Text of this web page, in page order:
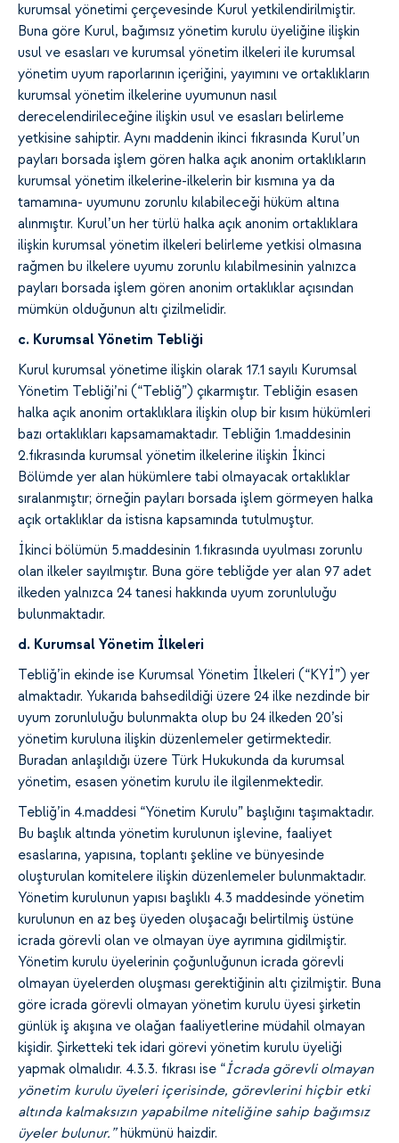
kurumsal yönetimi çerçevesinde Kurul yetkilendirilmiştir.
Buna göre Kurul, bağımsız yönetim kurulu üyeliğine ilişkin
usul ve esasları ve kurumsal yönetim ilkeleri ile kurumsal
yönetim uyum raporlarının içeriğini, yayımını ve ortaklıkların
kurumsal yönetim ilkelerine uyumunun nasıl
derecelendirileceğine ilişkin usul ve esasları belirleme
yetkisine sahiptir. Aynı maddenin ikinci fıkrasında Kurul’un
payları borsada işlem gören halka açık anonim ortaklıkların
kurumsal yönetim ilkelerine-ilkelerin bir kısmına ya da
tamamına- uyumunu zorunlu kılabileceği hüküm altına
alınmıştır. Kurul’un her türlü halka açık anonim ortaklıklara
ilişkin kurumsal yönetim ilkeleri belirleme yetkisi olmasına
rağmen bu ilkelere uyumu zorunlu kılabilmesinin yalnızca
payları borsada işlem gören anonim ortaklıklar açısından
mümkün olduğunun altı çizilmelidir.
c. Kurumsal Yönetim Tebliği
Kurul kurumsal yönetime ilişkin olarak 17.1 sayılı Kurumsal
Yönetim Tebliği’ni (“Tebliğ”) çıkarmıştır. Tebliğin esasen
halka açık anonim ortaklıklara ilişkin olup bir kısım hükümleri
bazı ortaklıkları kapsamamaktadır. Tebliğin 1.maddesinin
2.fıkrasında kurumsal yönetim ilkelerine ilişkin İkinci
Bölümde yer alan hükümlere tabi olmayacak ortaklıklar
sıralanmıştır; örneğin payları borsada işlem görmeyen halka
açık ortaklıklar da istisna kapsamında tutulmuştur.
İkinci bölümün 5.maddesinin 1.fıkrasında uyulması zorunlu
olan ilkeler sayılmıştır. Buna göre tebliğde yer alan 97 adet
ilkeden yalnızca 24 tanesi hakkında uyum zorunluluğu
bulunmaktadır.
d. Kurumsal Yönetim İlkeleri
Tebliğ’in ekinde ise Kurumsal Yönetim İlkeleri (“KYİ”) yer
almaktadır. Yukarıda bahsedildiği üzere 24 ilke nezdinde bir
uyum zorunluluğu bulunmakta olup bu 24 ilkeden 20’si
yönetim kuruluna ilişkin düzenlemeler getirmektedir.
Buradan anlaşıldığı üzere Türk Hukukunda da kurumsal
yönetim, esasen yönetim kurulu ile ilgilenmektedir.
Tebliğ’in 4.maddesi “Yönetim Kurulu” başlığını taşımaktadır.
Bu başlık altında yönetim kurulunun işlevine, faaliyet
esaslarına, yapısına, toplantı şekline ve bünyesinde
oluşturulan komitelere ilişkin düzenlemeler bulunmaktadır.
Yönetim kurulunun yapısı başlıklı 4.3 maddesinde yönetim
kurulunun en az beş üyeden oluşacağı belirtilmiş üstüne
icrada görevli olan ve olmayan üye ayrımına gidilmiştir.
Yönetim kurulu üyelerinin çoğunluğunun icrada görevli
olmayan üyelerden oluşması gerektiğinin altı çizilmiştir. Buna
göre icrada görevli olmayan yönetim kurulu üyesi şirketin
günlük iş akışına ve olağan faaliyetlerine müdahil olmayan
kişidir. Şirketteki tek idari görevi yönetim kurulu üyeliği
yapmak olmalıdır. 4.3.3. fıkrası ise “İcrada görevli olmayan
yönetim kurulu üyeleri içerisinde, görevlerini hiçbir etki
altında kalmaksızın yapabilme niteliğine sahip bağımsız
üyeler bulunur.” hükmünü haizdir.